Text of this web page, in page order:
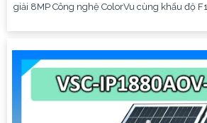
giải 8MP Công nghệ ColorVu cùng khẩu độ F1